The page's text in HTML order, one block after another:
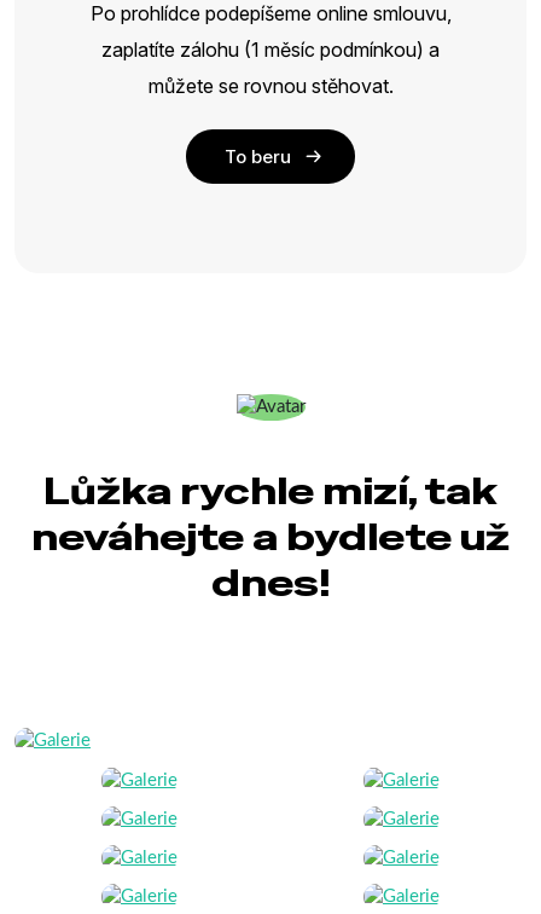
Po prohlídce podepíšeme online smlouvu,
zaplatíte zálohu (1 měsíc podmínkou) a
můžete se rovnou stěhovat.
To beru
Lůžka rychle mizí, tak
neváhejte a bydlete už
dnes!